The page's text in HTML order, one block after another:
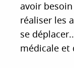
avoir
réaliser les
se
médicale et